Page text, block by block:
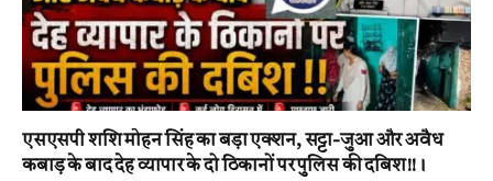
एसएसपी शशि मोहन सिंह का बड़ा एक्शन, सट्टा-जुआ और अवैध
कबाड़ के बाद देह व्यापार के दो ठिकानों पर पुलिस की दबिश!!।